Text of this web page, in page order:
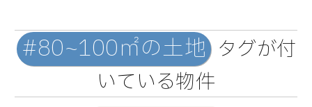
#80~100㎡の土地 タグが付
いている物件